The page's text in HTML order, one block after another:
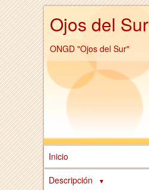
Ojos del Sur
ONGD "Ojos del Sur"
Inicio
Descripción